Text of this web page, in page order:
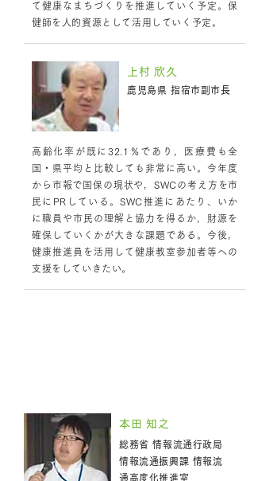
て健康なまちづくりを推進していく予定。保
健師を人的資源として活用していく予定。
上村 欣久
鹿児島県 指宿市副市長
高齢化率が既に32.1％であり，医療費も全
国・県平均と比較しても非常に高い。今年度
から市報で国保の現状や，SWCの考え方を市
民にPRしている。SWC推進にあたり、いか
に職員や市民の理解と協力を得るか，財源を
確保していくかが大きな課題である。今後，
健康推進員を活用して健康教室参加者等への
支援をしていきたい。
本田 知之
総務省 情報流通行政局
情報流通振興課 情報流
通高度化推進室